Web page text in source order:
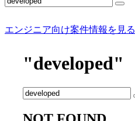
エンジニア向け案件情報を見る
"developed"